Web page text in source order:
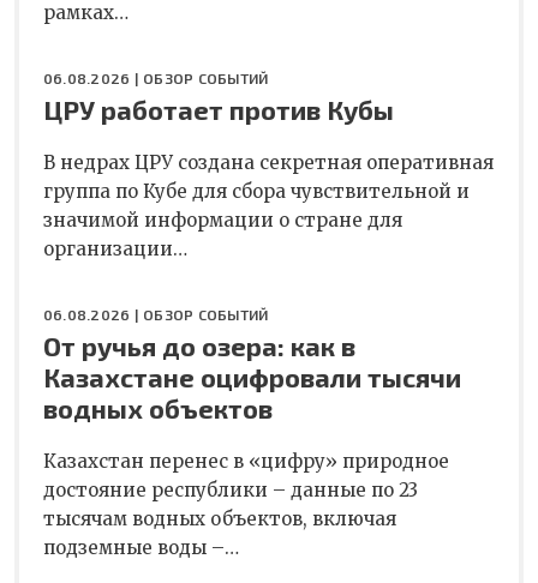
рамках…
06.08.2026 | ОБЗОР СОБЫТИЙ
ЦРУ работает против Кубы
В недрах ЦРУ создана секретная оперативная
группа по Кубе для сбора чувствительной и
значимой информации о стране для
организации…
06.08.2026 | ОБЗОР СОБЫТИЙ
От ручья до озера: как в
Казахстане оцифровали тысячи
водных объектов
Казахстан перенес в «цифру» природное
достояние республики – данные по 23
тысячам водных объектов, включая
подземные воды –…